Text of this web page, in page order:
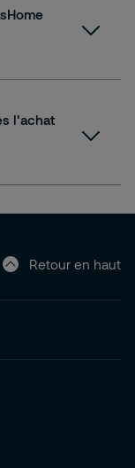
l'achat
Retour en haut